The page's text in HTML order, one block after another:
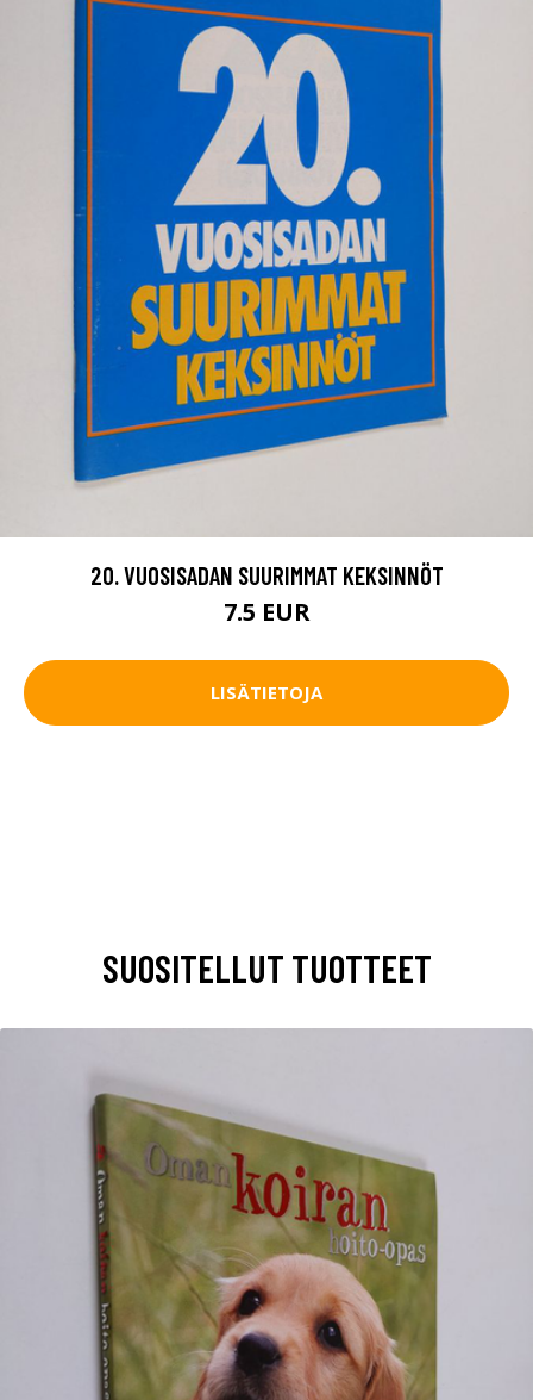
20. VUOSISADAN SUURIMMAT KEKSINNÖT
7.5 EUR
LISÄTIETOJA
SUOSITELLUT TUOTTEET